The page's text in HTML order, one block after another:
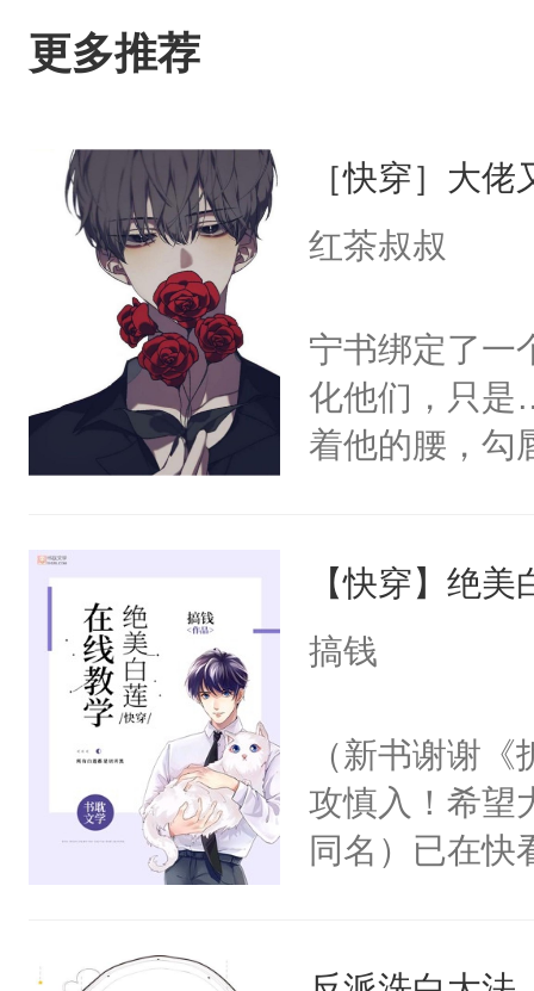
更多推荐
［快穿］大
红茶叔叔
宁书绑定了一
化他们，只是
着他的腰，勾
来，给老公
用力——为你
【快穿】绝
搞钱
（新书谢谢
攻慎入！希望
同名）已在快